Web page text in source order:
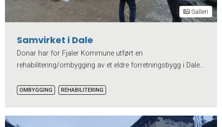
Galleri
Samvirket i Dale
Donar har for Fjaler Kommune utført en
rehabilitering/ombygging av et eldre forretningsbygg i Dale...
OMBYGGING REHABILITERING